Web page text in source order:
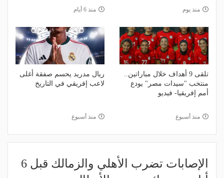
منذ يوم منذ 6 أيام
تلقى 9 أهداف خلال مباراتين..
منتخب "سيدات مصر" يودع
أمم إفريقيا- فيديو
منذ أسبوع
ريال مدريد يحسم صفقة أغلى
لاعب إفريقي في التاريخ
منذ أسبوع
الإصابات تضرب الأهلي والزمالك قبل 6